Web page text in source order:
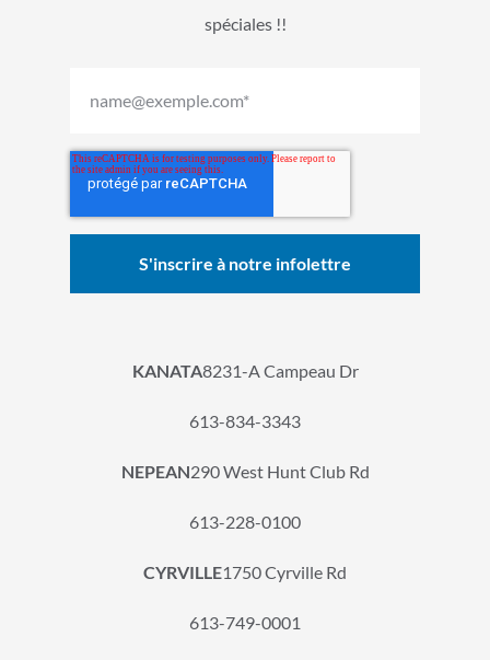
spéciales !!
KANATA8231-A Campeau Dr
613-834-3343
NEPEAN290 West Hunt Club Rd
613-228-0100
CYRVILLE1750 Cyrville Rd
613-749-0001